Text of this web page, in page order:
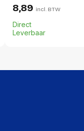
8,89 incl. BTW
Direct
Leverbaar